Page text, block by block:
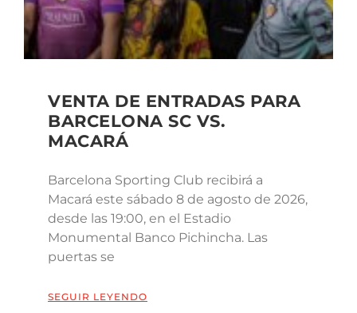
VENTA DE ENTRADAS PARA
BARCELONA SC VS.
MACARÁ
Barcelona Sporting Club recibirá a
Macará este sábado 8 de agosto de 2026,
desde las 19:00, en el Estadio
Monumental Banco Pichincha. Las
puertas se
SEGUIR LEYENDO